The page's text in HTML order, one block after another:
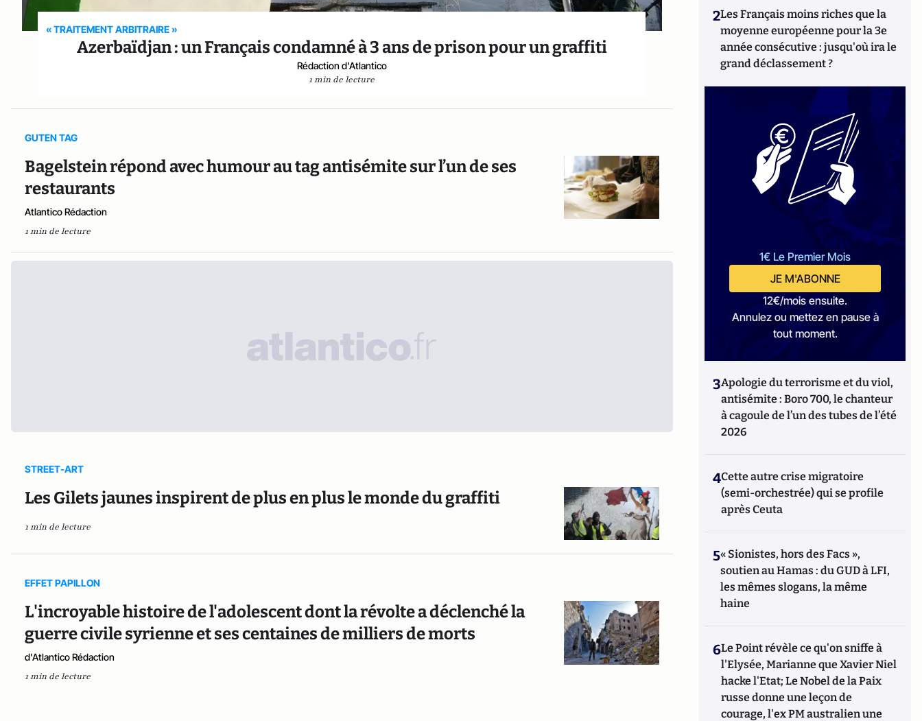
« TRAITEMENT ARBITRAIRE »
Azerbaïdjan : un Français condamné à 3 ans de prison pour un graffiti
Rédaction d'Atlantico
1 min de lecture
GUTEN TAG
Bagelstein répond avec humour au tag antisémite sur l’un de ses
restaurants
Atlantico Rédaction
1 min de lecture
STREET-ART
Les Gilets jaunes inspirent de plus en plus le monde du graffiti
1 min de lecture
EFFET PAPILLON
L'incroyable histoire de l'adolescent dont la révolte a déclenché la
guerre civile syrienne et ses centaines de milliers de morts
d'Atlantico Rédaction
1 min de lecture
2Les Français moins riches que la
moyenne européenne pour la 3e
année consécutive : jusqu'où ira le
grand déclassement ?
1€ Le Premier Mois
JE M'ABONNE
12€/mois ensuite.
Annulez ou mettez en pause à
tout moment.
3Apologie du terrorisme et du viol,
antisémite : Boro 700, le chanteur
à cagoule de l’un des tubes de l’été
2026
4Cette autre crise migratoire
(semi-orchestrée) qui se profile
après Ceuta
5« Sionistes, hors des Facs »,
soutien au Hamas : du GUD à LFI,
les mêmes slogans, la même
haine
6Le Point révèle ce qu'on sniffe à
l'Elysée, Marianne que Xavier Niel
hacke l'Etat; Le Nobel de la Paix
russe donne une leçon de
courage, l'ex PM australien une